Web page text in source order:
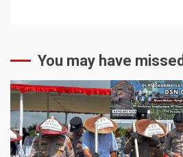
You may have missed